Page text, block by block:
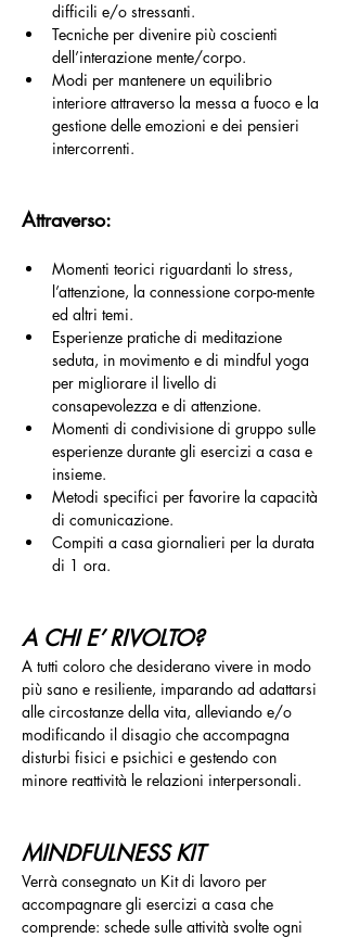
difficili e/o stressanti.
Tecniche per divenire più coscienti
dell’interazione mente/corpo.
Modi per mantenere un equilibrio
interiore attraverso la messa a fuoco e la
gestione delle emozioni e dei pensieri
intercorrenti.
Attraverso:
Momenti teorici riguardanti lo stress,
l’attenzione, la connessione corpo-mente
ed altri temi.
Esperienze pratiche di meditazione
seduta, in movimento e di mindful yoga
per migliorare il livello di
consapevolezza e di attenzione.
Momenti di condivisione di gruppo sulle
esperienze durante gli esercizi a casa e
insieme.
Metodi specifici per favorire la capacità
di comunicazione.
Compiti a casa giornalieri per la durata
di 1 ora.
A CHI E’ RIVOLTO?
A tutti coloro che desiderano vivere in modo
più sano e resiliente, imparando ad adattarsi
alle circostanze della vita, alleviando e/o
modificando il disagio che accompagna
disturbi fisici e psichici e gestendo con
minore reattività le relazioni interpersonali.
MINDFULNESS KIT
Verrà consegnato un Kit di lavoro per
accompagnare gli esercizi a casa che
comprende: schede sulle attività svolte ogni